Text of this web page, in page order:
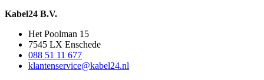
Kabel24 B.V.
Het Poolman 15
7545 LX Enschede
088 51 11 677
klantenservice@kabel24.nl